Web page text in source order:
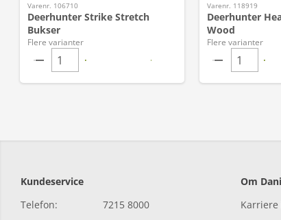
Varenr. 106710
Deerhunter Strike Stretch
Bukser
Flere varianter
Varenr. 118919
Deerhunter
Wood
Flere varianter
Kundeservice
Telefon:
7215 8000
Om
Karriere